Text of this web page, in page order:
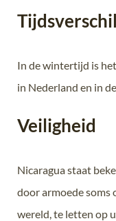
Tijdsverschil
In de wintertijd is
in Nederland en in
Veiligheid
Nicaragua staat
door armoede soms
wereld, te letten op